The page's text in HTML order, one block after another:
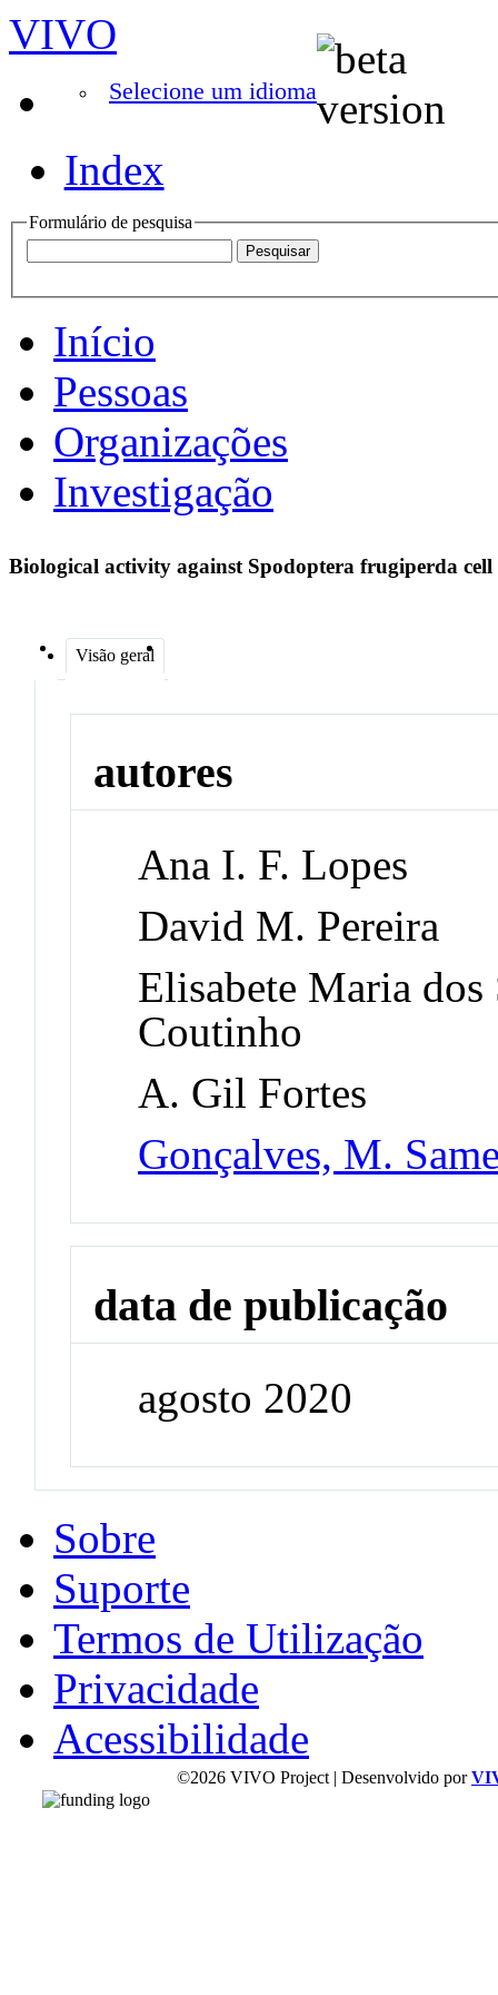
VIVO
Selecione um idioma
Index
Formulário de pesquisa
Início
Pessoas
Organizações
Investigação
Biological activity against Spodoptera frugiperda
Visão geral
autores
Ana I. F. Lopes
David M. Pereira
Elisabete Maria dos
Coutinho
A. Gil Fortes
Gonçalves, M.
data de publicação
agosto 2020
Sobre
Suporte
Termos de Utilização
Privacidade
Acessibilidade
©2026 VIVO Project | Desenvolvido por